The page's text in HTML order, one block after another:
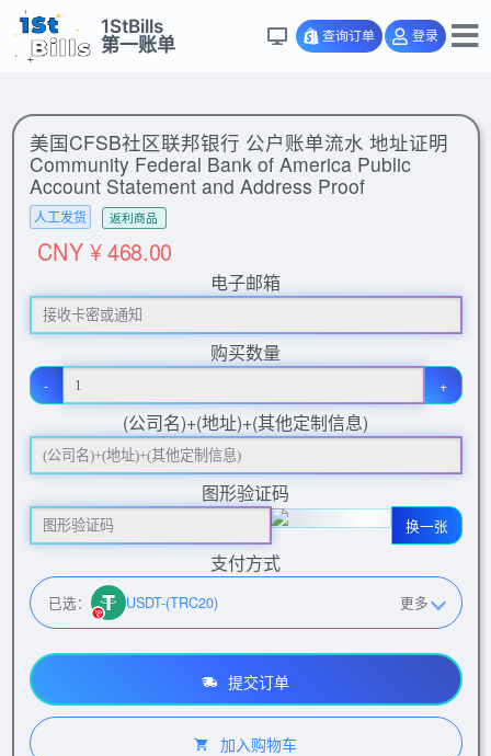
1StBills
第一账单
查询订单 登录
美国CFSB社区联邦银行 公户账单流水 地址证明
Community Federal Bank of America Public
Account Statement and Address Proof
人工发货 返利商品
CNY ¥ 468.00
电子邮箱
购买数量
- +
(公司名)+(地址)+(其他定制信息)
图形验证码
换一张
支付方式
已选： USDT-(TRC20) 更多
提交订单
加入购物车